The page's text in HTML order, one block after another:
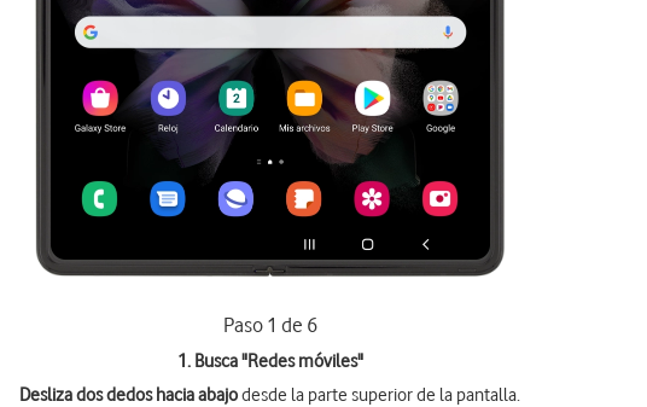
Paso 1 de 6
1. Busca "Redes móviles"
Desliza dos dedos hacia abajodesde la parte superior de la pantalla.